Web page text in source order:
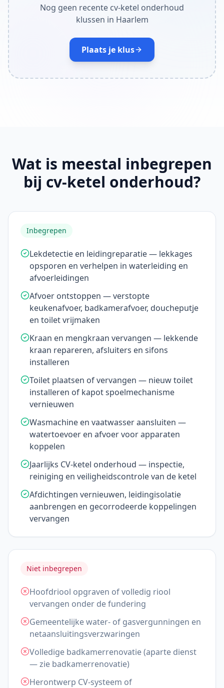
Nog geen recente cv-ketel onderhoud
klussen in Haarlem
Plaats je klus
Wat is meestal inbegrepen
bij cv-ketel onderhoud?
Inbegrepen
Lekdetectie en leidingreparatie — lekkages
opsporen en verhelpen in waterleiding en
afvoerleidingen
Afvoer ontstoppen — verstopte
keukenafvoer, badkamerafvoer, doucheputje
en toilet vrijmaken
Kraan en mengkraan vervangen — lekkende
kraan repareren, afsluiters en sifons
installeren
Toilet plaatsen of vervangen — nieuw toilet
installeren of kapot spoelmechanisme
vernieuwen
Wasmachine en vaatwasser aansluiten —
watertoevoer en afvoer voor apparaten
koppelen
Jaarlijks CV-ketel onderhoud — inspectie,
reiniging en veiligheidscontrole van de ketel
Afdichtingen vernieuwen, leidingisolatie
aanbrengen en gecorrodeerde koppelingen
vervangen
Niet inbegrepen
Hoofdriool opgraven of volledig riool
vervangen onder de fundering
Gemeentelijke water- of gasvergunningen en
netaansluitingsverzwaringen
Volledige badkamerrenovatie (aparte dienst
— zie badkamerrenovatie)
Herontwerp CV-systeem of